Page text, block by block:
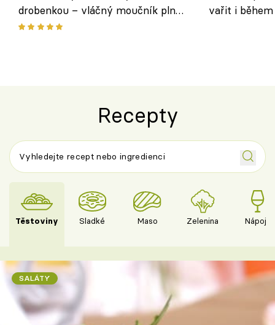
drobenkou – vláčný moučník plný
ovoce
vařit i
Recepty
Těstoviny Sladké Maso Zelenina Nápoje
SALÁTY